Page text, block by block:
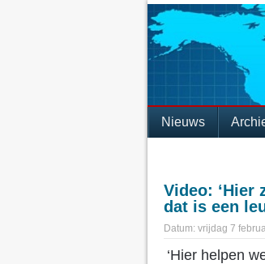
Nieuws
Video: ‘Hier
dat is een
Datum: vrijdag 7
‘Hier helpen